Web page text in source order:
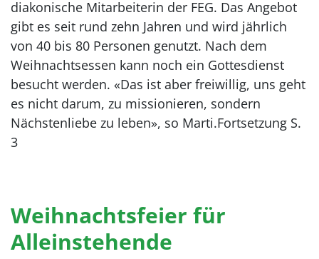
diakonische Mitarbeiterin der FEG. Das Angebot
gibt es seit rund zehn Jahren und wird jährlich
von 40 bis 80 Personen genutzt. Nach dem
Weihnachtsessen kann noch ein Gottesdienst
besucht werden. «Das ist aber freiwillig, uns geht
es nicht darum, zu missionieren, sondern
Nächstenliebe zu leben», so Marti.Fortsetzung S.
3
Weihnachtsfeier für
Alleinstehende